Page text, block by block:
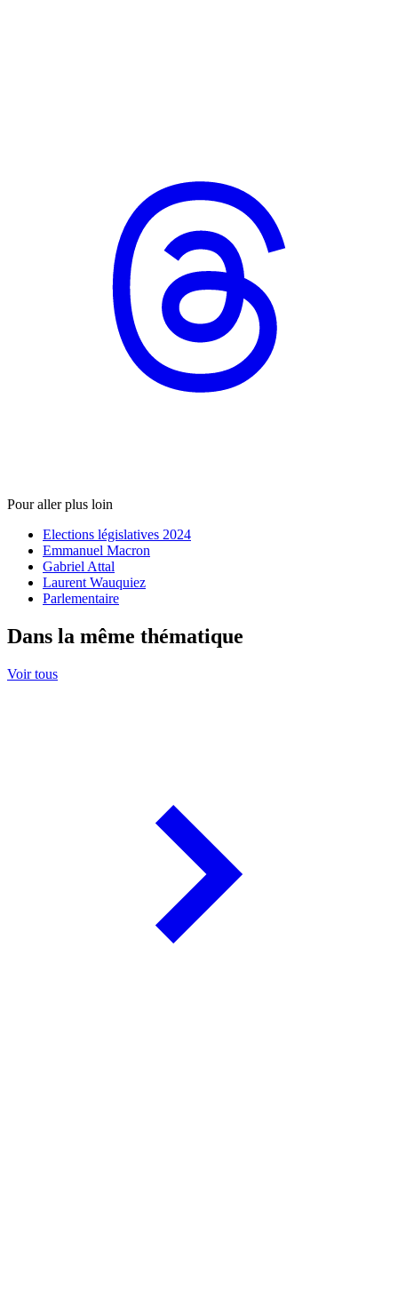
Pour aller plus loin
Elections législatives 2024
Emmanuel Macron
Gabriel Attal
Laurent Wauquiez
Parlementaire
Dans la même thématique
Voir tous